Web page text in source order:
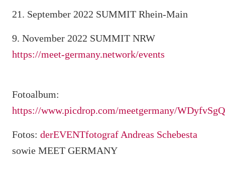
21. September 2022 SUMMIT Rhein-Main
9. November 2022 SUMMIT NRW
https://meet-germany.network/events
Fotoalbum:
https://www.picdrop.com/meetgermany/
Fotos: derEVENTfotograf Andreas Schebesta
sowie MEET GERMANY